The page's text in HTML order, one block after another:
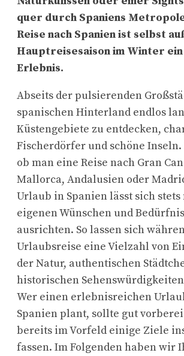
quer durch Spaniens
Reise nach Spanien ist selbst
Hauptreisesaison im Winter
Erlebnis.
Abseits der pulsierenden
spanischen Hinterland endlos
Küstengebiete zu entdecken,
Fischerdörfer und schöne Inseln.
ob man eine Reise nach Gran
Mallorca, Andalusien oder
Urlaub in Spanien lässt sich stets
eigenen Wünschen und
ausrichten. So lassen sich
Urlaubsreise eine Vielzahl von
der Natur, authentischen
historischen
Wer einen erlebnisreichen
Spanien plant, sollte gut
bereits im Vorfeld einige Ziele
fassen. Im Folgenden haben wir